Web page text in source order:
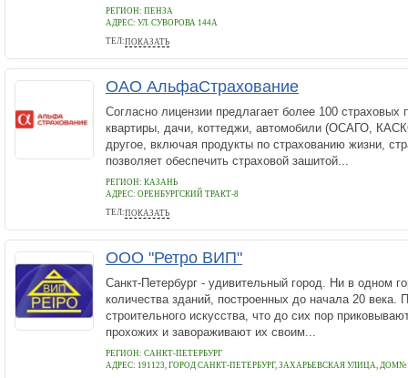
РЕГИОН: ПЕНЗА
АДРЕС: УЛ. СУВОРОВА 144А
ТЕЛ:ПОКАЗАТЬ
(8412)30-50-66,
ОАО АльфаСтрахование
Cогласно лицензии предлагает более 100 страховых
квартиры, дачи, коттеджи, автомобили (ОСАГО,
другое, включая продукты по страхованию жизни,
позволяет обеспечить страховой зашитой...
РЕГИОН: КАЗАНЬ
АДРЕС: ОРЕНБУРГСКИЙ ТРАКТ-8
ТЕЛ:ПОКАЗАТЬ
8-843-5702030
ООО "Ретро ВИП"
Санкт-Петербург - удивительный город. Ни в одном
количества зданий, построенных до начала 20
строительного искусства, что до сих пор
прохожих и завораживают их своим...
РЕГИОН: САНКТ-ПЕТЕРБУРГ
АДРЕС: 191123, ГОРОД САНКТ-ПЕТЕРБУРГ, ЗАХАРЬЕВСКАЯ УЛИЦА,